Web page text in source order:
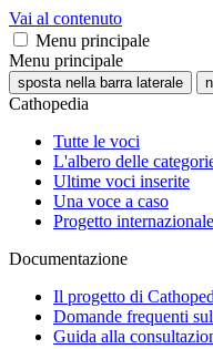
Vai al contenuto
Menu principale
Menu principale
sposta nella barra laterale
Cathopedia
Tutte le voci
L'albero delle
Ultime voci inserite
Una voce a caso
Progetto internazionale
Documentazione
Il progetto di
Domande frequenti
Guida alla